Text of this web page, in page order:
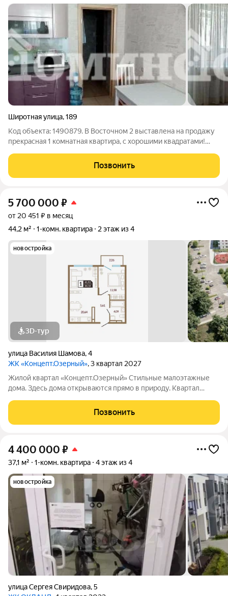
Широтная улица,189
Код объекта: 1490879. В Восточном 2 выставлена на продажу
прекрасная 1 комнатная квартира, с хорошими квадратами!
кв.м. Квартира располагается на комфортном для проживания
7 этаже из 20 . В
Позвонить
5 700 000 ₽
от 20 451 ₽ в месяц
44,2 м²
1-комн. квартира 2 этаж из 4
новостройка
3D-тур
улица Василия Шамова,4
ЖК «Концепт.Озерный», 3 квартал 2027
Жилой квартал «Концепт.Озерный» Стильные малоэтажные
дома. Здесь дома открываются прямо в природу. Квартал
современном скандинавском стиле. Спокойные цвета фасадов
органично вписаны в природный
Позвонить
4 400 000 ₽
37,1 м² 1-комн. квартира 4 этаж из 4
новостройка
улица Сергея Свиридова,5